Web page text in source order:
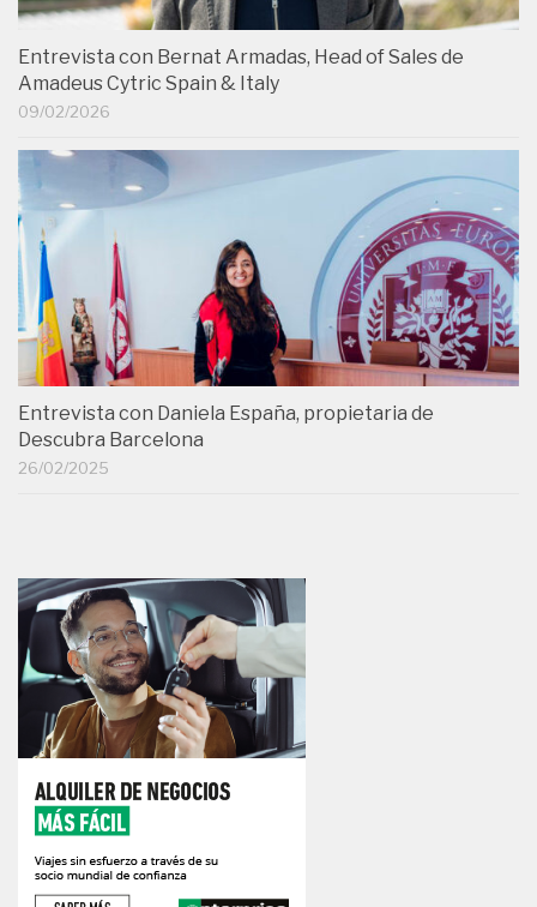
Entrevista con Bernat Armadas, Head of Sales de
Amadeus Cytric Spain & Italy
09/02/2026
Entrevista con Daniela España, propietaria de
Descubra Barcelona
26/02/2025